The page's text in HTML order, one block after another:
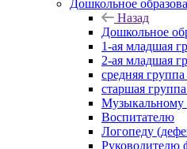
Дошкольное
Назад
Дошкольное
1-ая младшая
2-ая младшая
средняя
старшая
Музыкальному
Воспитателю
Логопеду
Руководителю